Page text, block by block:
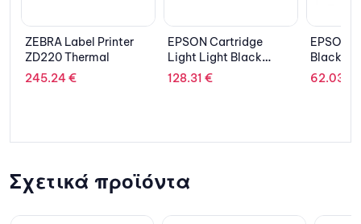
EPSON Cartridge
Light Light Black
C13T603900
128.31€
EPSON Cartridge
Black C13T616100
62.03 €
FHD
1,572.38
Σχετικά προϊόντα